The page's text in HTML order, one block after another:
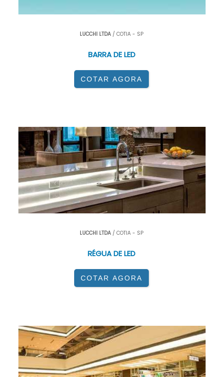
LUCCHI LTDA / COTIA - SP
BARRA DE LED
COTAR AGORA
LUCCHI LTDA / COTIA - SP
RÉGUA DE LED
COTAR AGORA